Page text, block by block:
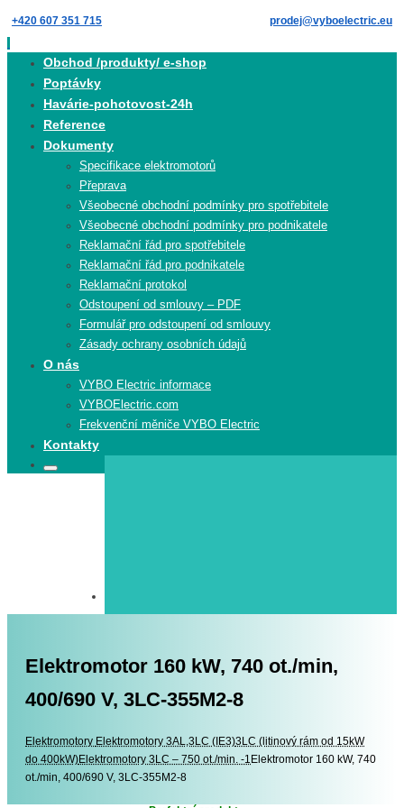
Skip
to
content
+420 607 351 715 prodej@vyboelectric.eu
Obchod /produkty/ e-shop
Poptávky
Havárie-pohotovost-24h
Reference
Dokumenty
Specifikace elektromotorů
Přeprava
Všeobecné obchodní podmínky pro spotřebitele
Všeobecné obchodní podmínky pro podnikatele
Reklamační řád pro spotřebitele
Reklamační řád pro podnikatele
Reklamační protokol
Odstoupení od smlouvy – PDF
Formulář pro odstoupení od smlouvy
Zásady ochrany osobních údajů
O nás
VYBO Electric informace
VYBOElectric.com
Frekvenční měniče VYBO Electric
Kontakty
Search
Search
Elektromotor 160 kW, 740 ot./min,
400/690 V, 3LC-355M2-8
Elektromotory Elektromotory
Elektromotory 3AL,3LC (IE3)3LC (litinový rám od 15kW
do 400kW)Elektromotory 3LC – 750 ot./min. -1 Elektromotor 160 kW, 740
ot./min, 400/690 V, 3LC-355M2-8